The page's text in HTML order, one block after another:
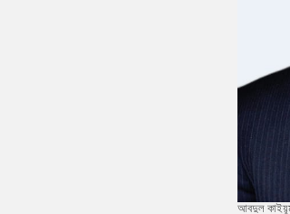
আবদুল কাইয়ূম,